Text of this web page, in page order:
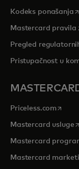
Kodeks ponašanja
Mastercard pravila
Pregled
Pristupačnost u
Priceless.com opens
Mastercard usluge
Mastercard
Mastercard